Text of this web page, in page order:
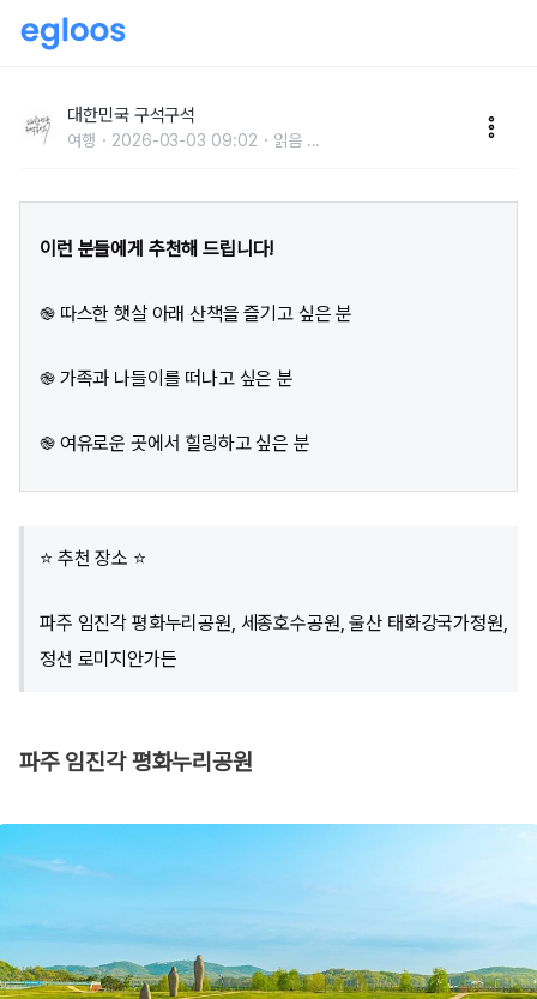
대한민국 구석구석
여행 2026-03-03 09:02 읽음 ...
이런 분들에게 추천해 드립니다!
֎ 따스한 햇살 아래 산책을 즐기고 싶은 분
֎ 가족과 나들이를 떠나고 싶은 분
֎ 여유로운 곳에서 힐링하고 싶은 분
⭐ 추천 장소 ⭐
파주 임진각 평화누리공원, 세종호수공원, 울산 태화강국가정원,
정선 로미지안가든
파주 임진각 평화누리공원